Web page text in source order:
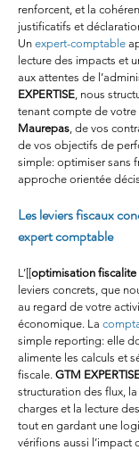
renforcent, et la
justificatifs et
Un expert-comptable
lecture des impacts et
aux attentes de
EXPERTISE, nous
tenant compte de votre
Maurepas, de vos
de vos objectifs de
simple: optimiser sans
approche orientée
Les leviers fiscaux
expert comptable
L’[[optimisation fiscalite
leviers concrets, que
au regard de votre
économique. La
simple reporting: elle
alimente les calculs et
fiscale. GTM
structuration des flux,
charges et la lecture
tout en gardant une
vérifions aussi